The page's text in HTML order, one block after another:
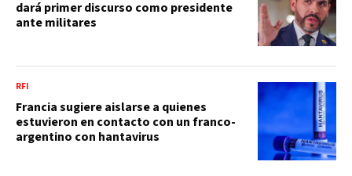
dará primer discurso como presidente
ante militares
RFI
Francia sugiere aislarse a quienes
estuvieron en contacto con un franco-
argentino con hantavirus